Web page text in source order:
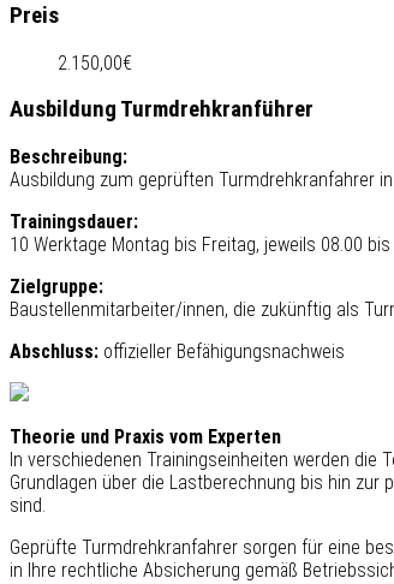
Preis
2.150,00€
Ausbildung Turmdrehkranführer
Beschreibung:
Ausbildung zum geprüften Turmdrehkranfahrer
Trainingsdauer:
10 Werktage Montag bis Freitag, jeweils 08.00
Zielgruppe:
Baustellenmitarbeiter/innen, die zukünftig als
Abschluss: offizieller Befähigungsnachweis
Theorie und Praxis vom Experten
In verschiedenen Trainingseinheiten werden die
Grundlagen über die Lastberechnung bis hin
sind.
Geprüfte Turmdrehkranfahrer sorgen für eine
in Ihre rechtliche Absicherung gemäß